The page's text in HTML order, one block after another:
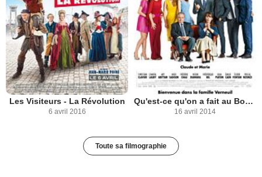
Les Visiteurs - La Révolution
6 avril 2016
Qu'est-ce qu'on a fait au Bon Dieu?
16 avril 2014
Toute sa filmographie